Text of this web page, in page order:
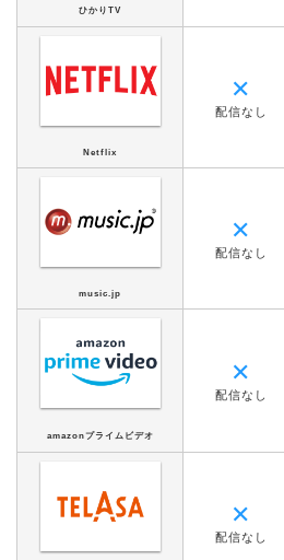
ひかりTV
Netflix
✕
配信なし
music.jp
✕
配信なし
amazonプライムビデオ
✕
配信なし
✕
配信なし